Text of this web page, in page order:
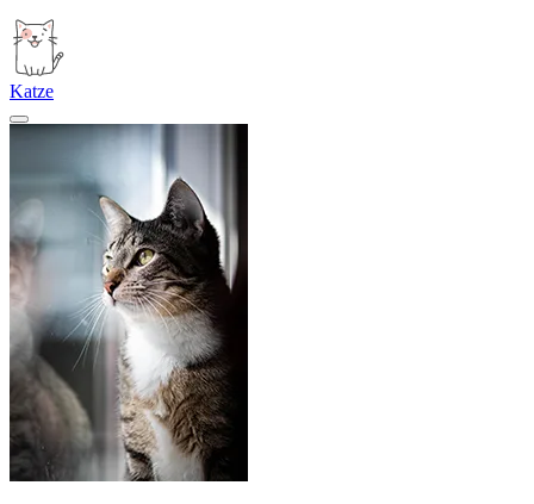
Katze